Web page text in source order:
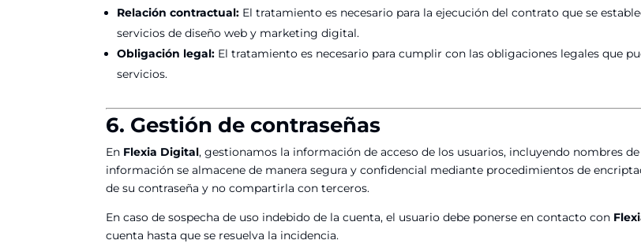
Relación contractual: El tratamiento es necesario para la ejecución del contrato que se
servicios de diseño web y marketing digital.
Obligación legal: El tratamiento es necesario para cumplir con las obligaciones legales que
servicios.
6. Gestión de contraseñas
En Flexia Digital, gestionamos la información de acceso de los usuarios, incluyendo nombres
información se almacene de manera segura y confidencial mediante procedimientos de
de su contraseña y no compartirla con terceros.
En caso de sospecha de uso indebido de la cuenta, el usuario debe ponerse en contacto con
cuenta hasta que se resuelva la incidencia.